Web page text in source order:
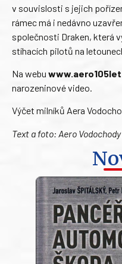
v souvislosti s jejich
rámec má i nedávno
společnosti Draken, která
stíhacích pilotů na
Na webu
narozeninové video.
Výčet milníků Aera
Text a foto: Aero